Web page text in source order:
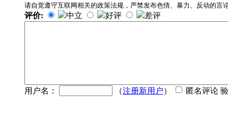
请自觉遵守互联网相关的政策法规，严禁发布色情、暴力、反动的言
评价: 中立 好评 差评
用户名： （注册新用户） 匿名评论